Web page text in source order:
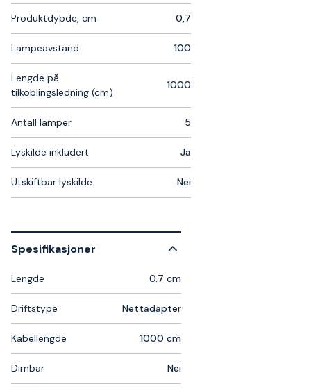
Produktdybde, cm 0,7
Lampeavstand 100
Lengde på
tilkoblingsledning (cm)
1000
Antall lamper 5
Lyskilde inkludert Ja
Utskiftbar lyskilde Nei
Spesifikasjoner
Lengde 0.7 cm
Driftstype Nettadapter
Kabellengde 1000 cm
Dimbar Nei